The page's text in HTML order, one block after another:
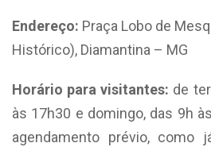
Endereço: Praça Lobo de
Histórico), Diamantina – MG
Horário para visitantes: de
às 17h30 e domingo, das 9h
agendamento prévio, como